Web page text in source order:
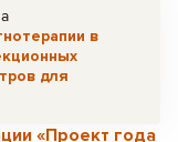
в
для
«Проект года